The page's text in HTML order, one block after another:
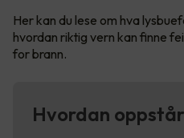
Her kan du lese om hva
hvordan riktig vern kan finne
for brann.
Hvordan